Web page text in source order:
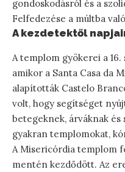
gondoskodásról és a
Felfedezése a múltba
A kezdetektől
A templom gyökerei a 16.
amikor a Santa Casa da
alapították Castelo
volt, hogy segítséget
betegeknek, árváknak és
gyakran templomokat,
A Misericórdia templom
mentén kezdődött. Az